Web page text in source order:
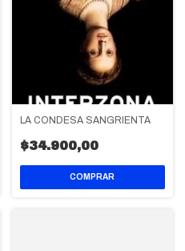
LA CONDESA SANGRIENTA
$34.900,00